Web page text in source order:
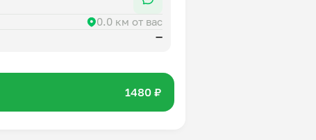
0.0 км от вас
—
1480 ₽